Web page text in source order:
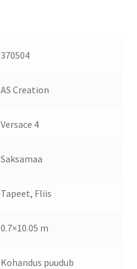
370504
AS Creation
Versace 4
Saksamaa
Tapeet, Fliis
0.7×10.05 m
Kohandus puudub